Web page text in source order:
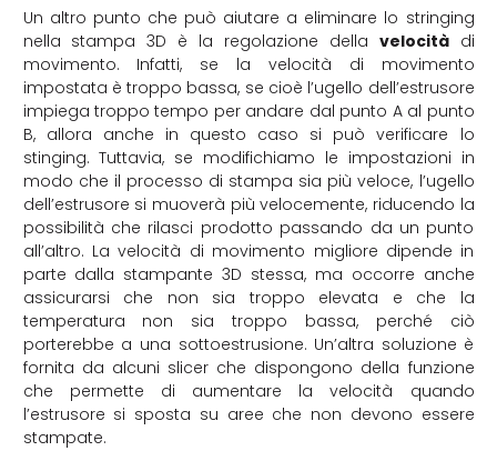
Un altro punto che può aiutare a eliminare lo stringing
nella stampa 3D è la regolazione della velocitàdi
movimento. Infatti, se la velocità di movimento
impostata è troppo bassa, se cioè l’ugello dell’estrusore
impiega troppo tempo per andare dal punto A al punto
B, allora anche in questo caso si può verificare lo
stinging. Tuttavia, se modifichiamo le impostazioni in
modo che il processo di stampa sia più veloce, l’ugello
dell’estrusore si muoverà più velocemente, riducendo la
possibilità che rilasci prodotto passando da un punto
all’altro. La velocità di movimento migliore dipende in
parte dalla stampante 3D stessa, ma occorre anche
assicurarsi che non sia troppo elevata e che la
temperatura non sia troppo bassa, perché ciò
porterebbe a una sottoestrusione. Un’altra soluzione è
fornita da alcuni slicer che dispongono della funzione
che permette di aumentare la velocità quando
l’estrusore si sposta su aree che non devono essere
stampate.